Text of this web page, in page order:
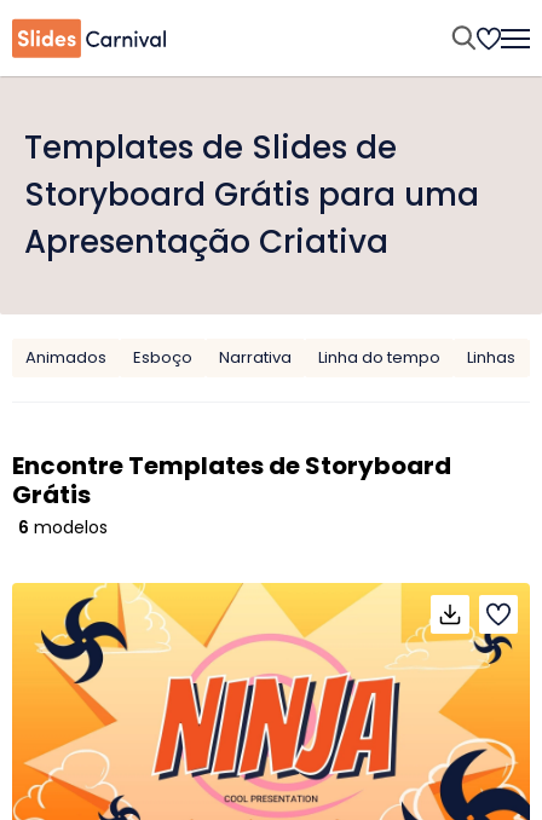
Templates de Slides de
Storyboard Grátis para uma
Apresentação Criativa
Animados Esboço Narrativa Linha do tempo Linhas
Encontre Templates de Storyboard
Grátis
6 modelos